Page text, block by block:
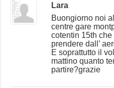
Lara
Buongiorno noi
centre gare
cotentin 15th
prendere dall’
E soprattutto il
mattino quanto
partire?grazie